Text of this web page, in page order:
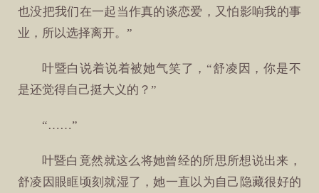
也没把我们在一起当作真的谈恋爱，又怕影响我的事
业，所以选择离开。”
叶暨白说着说着被她气笑了，“舒凌因，你是不
是还觉得自己挺大义的？”
“……”
叶暨白竟然就这么将她曾经的所思所想说出来，
舒凌因眼眶顷刻就湿了，她一直以为自己隐藏很好的